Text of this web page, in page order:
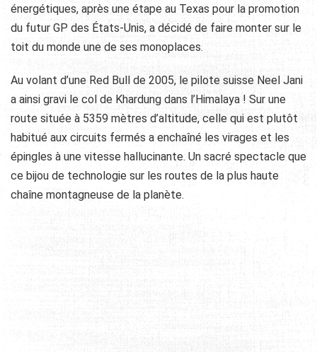
énergétiques, après une étape au Texas pour la promotion
du futur GP des États-Unis, a décidé de faire monter sur le
toit du monde une de ses monoplaces.
Au volant d’une Red Bull de 2005, le pilote suisse Neel Jani
a ainsi gravi le col de Khardung dans l’Himalaya ! Sur une
route située à 5359 mètres d’altitude, celle qui est plutôt
habitué aux circuits fermés a enchaîné les virages et les
épingles à une vitesse hallucinante. Un sacré spectacle que
ce bijou de technologie sur les routes de la plus haute
chaîne montagneuse de la planète.